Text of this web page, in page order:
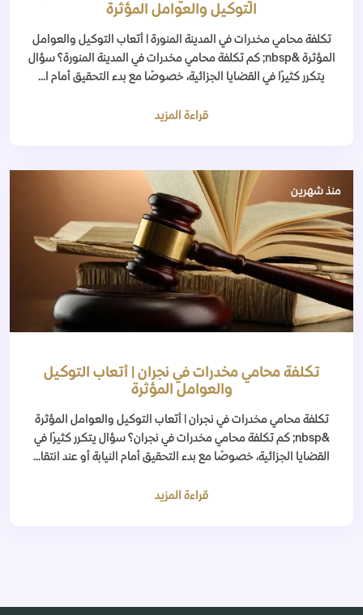
التوكيل والعوامل المؤثرة
تكلفة محامي مخدرات في المدينة المنورة | أتعاب التوكيل والعوامل
المؤثرة &nbsp; كم تكلفة محامي مخدرات في المدينة المنورة؟ سؤال
يتكرر كثيرًا في القضايا الجزائية، خصوصًا مع بدء التحقيق أمام ا...
قراءة المزيد
منذ شهرين
تكلفة محامي مخدرات في نجران | أتعاب التوكيل
والعوامل المؤثرة
تكلفة محامي مخدرات في نجران | أتعاب التوكيل والعوامل المؤثرة
&nbsp; كم تكلفة محامي مخدرات في نجران؟ سؤال يتكرر كثيرًا في
القضايا الجزائية، خصوصًا مع بدء التحقيق أمام النيابة أو عند انتقا...
قراءة المزيد